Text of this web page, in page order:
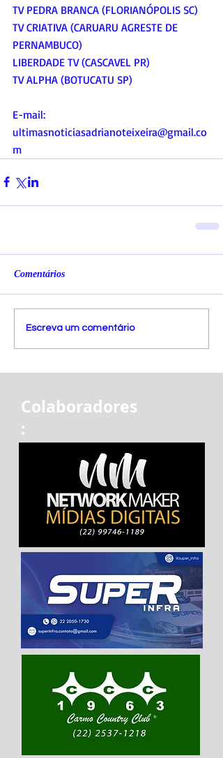
TV PEDRA BRANCA (FLORIANÓPOLIS SC)
TV CRIATIVA (CARUARU AGRESTE DE
PERNAMBUCO)
LIBERDADE TV (CASCAVEL PR)
TV ALPHA (BOTUCATU SP)
E-mail:
ultimasnoticiasadrianoteixeira@gmail.co
m
Comentários
Escreva um comentário
Colaboradores
: